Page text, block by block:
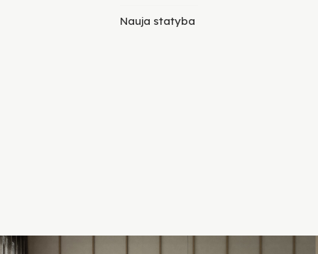
Nauja statyba